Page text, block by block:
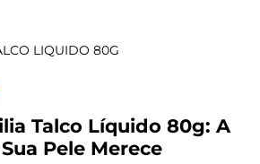
LIQUIDO 80G
Talco Líquido 80g: A
Pele Merece